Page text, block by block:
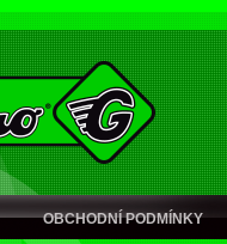
OBCHODNÍ PODMÍNKY